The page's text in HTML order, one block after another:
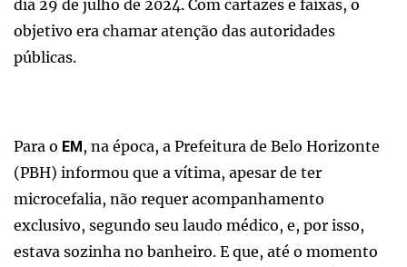
dia 29 de julho de 2024. Com cartazes e faixas, o
objetivo era chamar atenção das autoridades
públicas.
Para o EM, na época, a Prefeitura de Belo Horizonte
(PBH) informou que a vítima, apesar de ter
microcefalia, não requer acompanhamento
exclusivo, segundo seu laudo médico, e, por isso,
estava sozinha no banheiro. E que, até o momento